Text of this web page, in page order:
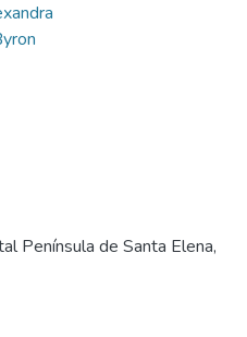
Península de Santa Elena,